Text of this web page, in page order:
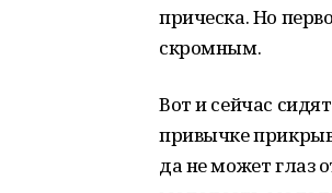
прическа. Но
скромным.
Вот и сейчас
привычке
да не может глаз